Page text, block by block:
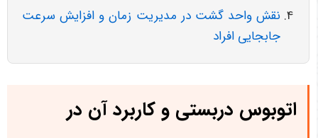
نقش واحد گشت در مدیریت زمان و افزایش سرعت
جابجایی افراد
اتوبوس دربستی و کاربرد آن در